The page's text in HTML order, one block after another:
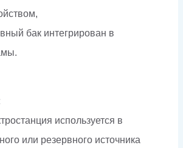
бак интегрирован в
используется в
или резервного источника